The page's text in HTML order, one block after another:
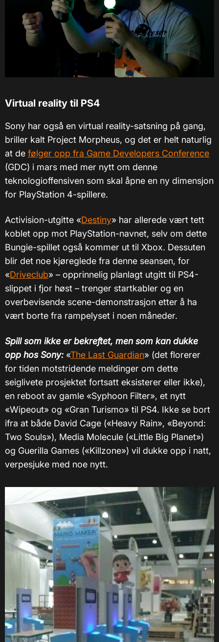
Virtual reality til PS4
Sony har også en virtual reality-satsning på gang,
briller kalt Project Morpheus, og det er helt naturlig
at de følger opp fra Game Developers Conference
(GDC) i mars med mer nytt om denne
teknologioffensiven som skal åpne en ny dimensjon
for PlayStation 4-spillere.
Activision-utgitte «Destiny» har allerede vært tett
koblet opp mot PlayStation-navnet, selv om dette
Bungie-spillet også kommer ut til Xbox. Dessuten
blir det noe kjøreglede fra denne seansen, for
«Driveclub» – opprinnelig planlagt utgitt til PS4-
slippet i fjor høst – trenger startkabler og en
overbevisende scene-demonstrasjon etter å ha
vært borte fra rampelyset i noen måneder.
Spill som ikke er bekreftet, men som kan dukke
opp hos Sony: «The Last Guardian» (det florerer
for tiden motstridende meldinger om dette
seiglivete prosjektet fortsatt eksisterer eller ikke),
en reboot av gamle «Syphoon Filter», et nytt
«Wipeout» og «Gran Turismo» til PS4. Ikke se bort
ifra at både David Cage («Heavy Rain», «Beyond:
Two Souls»), Media Molecule («Little Big Planet»)
og Guerilla Games («Killzone») vil dukke opp i natt,
verpesjuke med noe nytt.